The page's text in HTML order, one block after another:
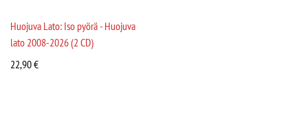
Huojuva Lato: Iso pyörä - Huojuva
lato 2008-2026 (2 CD)
22,90€